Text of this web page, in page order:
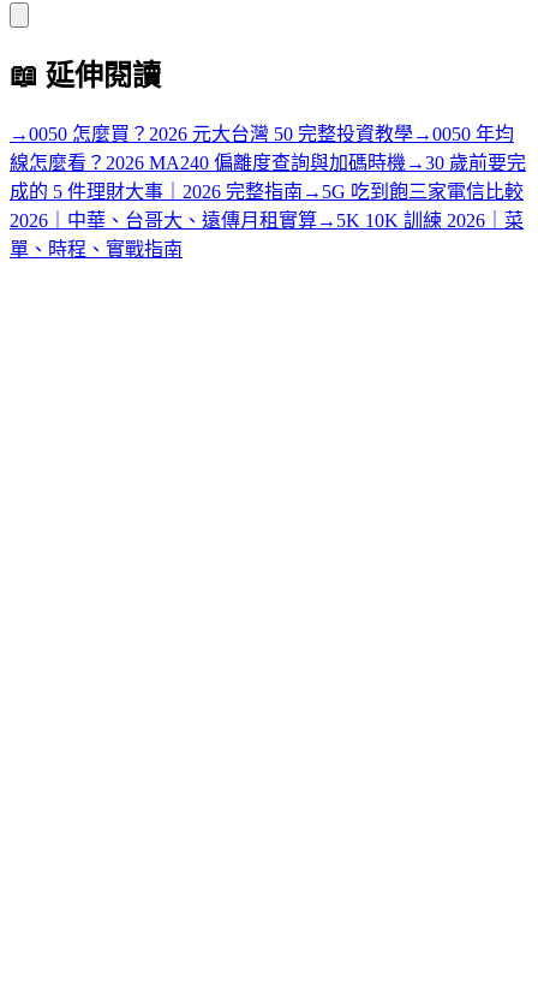
📖 延伸閱讀
→0050 怎麼買？2026 元大台灣 50 完整投資教學→0050 年均
線怎麼看？2026 MA240 偏離度查詢與加碼時機 →30 歲前要完
成的 5 件理財大事｜2026 完整指南 → 5G 吃到飽三家電信比較
2026｜中華、台哥大、遠傳月租實算→ 5K 10K 訓練 2026｜菜
單、時程、實戰指南